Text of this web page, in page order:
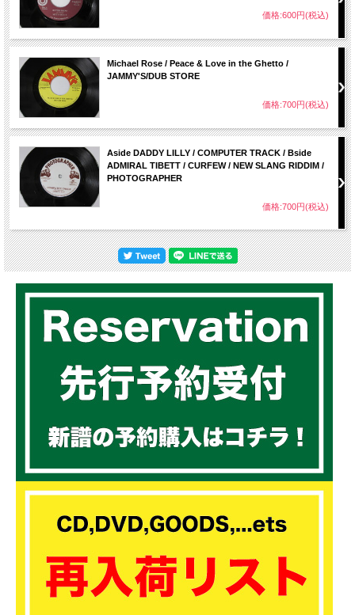
価格:600円(税込)
Michael Rose / Peace & Love in the Ghetto /
JAMMY'S/DUB STORE
価格:700円(税込)
Aside DADDY LILLY / COMPUTER TRACK / Bside
ADMIRAL TIBETT / CURFEW / NEW SLANG RIDDIM /
PHOTOGRAPHER
価格:700円(税込)